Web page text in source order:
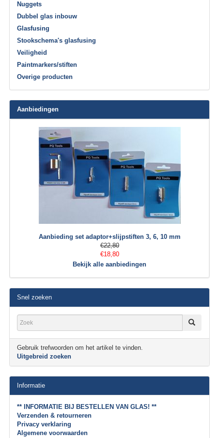
Nuggets
Dubbel glas inbouw
Glasfusing
Stookschema's glasfusing
Veiligheid
Paintmarkers/stiften
Overige producten
Aanbiedingen
Aanbieding set adaptor+slijpstiften 3, 6, 10 mm
€22,80
€18,80
Bekijk alle aanbiedingen
Snel zoeken
Gebruik trefwoorden om het artikel te vinden.
Uitgebreid zoeken
Informatie
** INFORMATIE BIJ BESTELLEN VAN GLAS! **
Verzenden & retourneren
Privacy verklaring
Algemene voorwaarden